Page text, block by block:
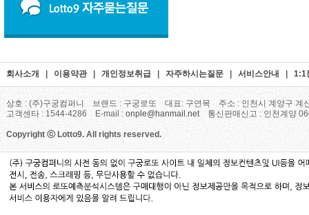
회사소개 이용약관| 개인정보취급 자주하시는질문 서비스안내 1:1
상호 : (주)구궁컴퍼니 브랜드 : 구궁로또 대표: 구연목 주소 : 인천시 계양구 계
고객센타 : 1544-4286 E-mail : onple@hanmail.net통신판매신고 : 인천계양
Copyright ⓒ Lotto9. All rights reserved.